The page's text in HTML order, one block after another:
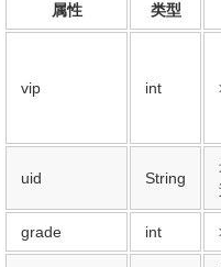
属性 类型
vip int
uid String
grade int